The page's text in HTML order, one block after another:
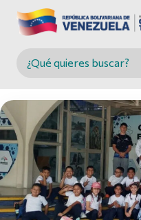
Buscar en MINCYT